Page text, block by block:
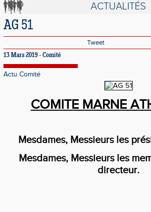
ACTUALITÉS
AG 51
Tweet
13 Mars 2019 - Comité
Actu Comité
COMITE MARNE
Mesdames, Messieurs les
Mesdames, Messieurs les
directeur.